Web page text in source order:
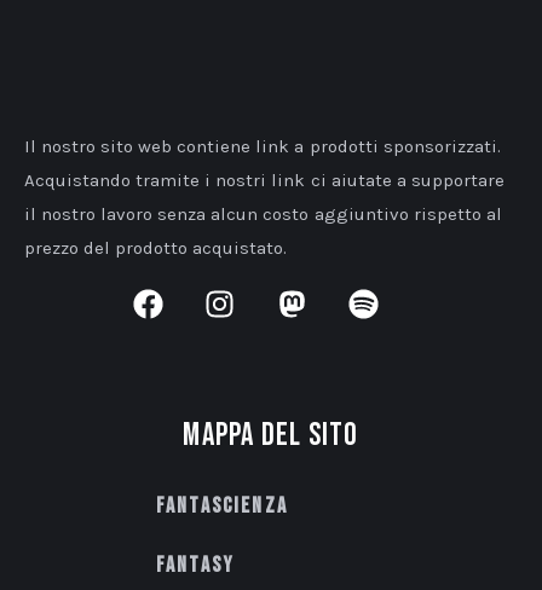
Il nostro sito web contiene link a prodotti sponsorizzati.
Acquistando tramite i nostri link ci aiutate a supportare
il nostro lavoro senza alcun costo aggiuntivo rispetto al
prezzo del prodotto acquistato.
Mappa del sito
Fantascienza
Fantasy